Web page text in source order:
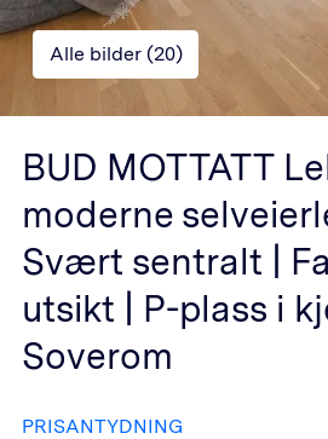
Alle bilder (20)
BUD MOTTATT
moderne
Svært sentralt |
utsikt | P-plass i
Soverom
PRISANTYDNING